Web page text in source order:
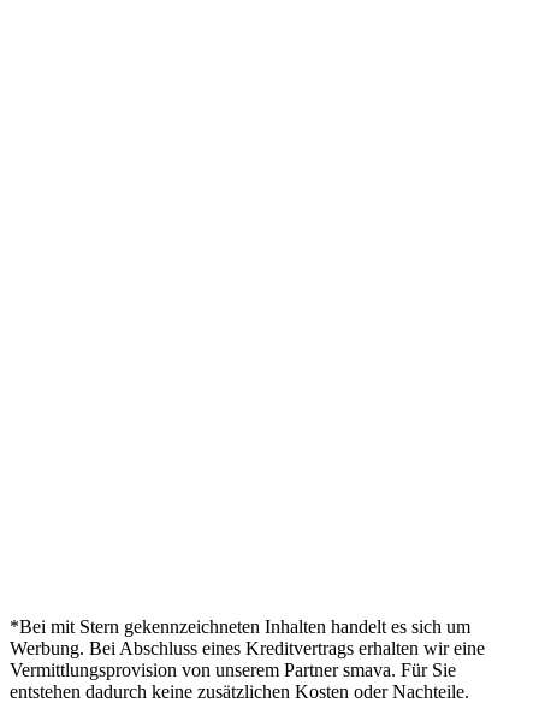
*Bei mit Stern gekennzeichneten Inhalten handelt es sich um
Werbung. Bei Abschluss eines Kreditvertrags erhalten wir eine
Vermittlungsprovision von unserem Partner smava. Für Sie
entstehen dadurch keine zusätzlichen Kosten oder Nachteile.